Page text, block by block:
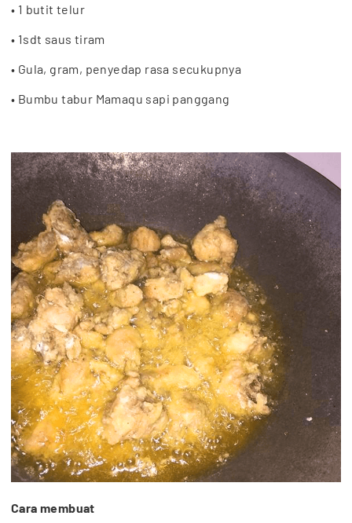
• 1 butit telur
• 1sdt saus tiram
• Gula, gram, penyedap rasa secukupnya
• Bumbu tabur Mamaqu sapi panggang
Cara membuat